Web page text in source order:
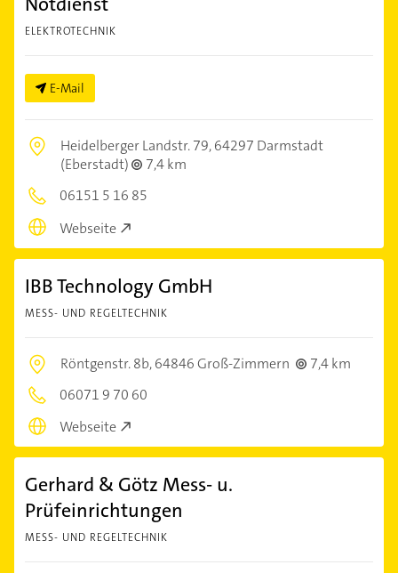
ELEKTROTECHNIK
E-Mail
Heidelberger Landstr. 79,64297 Darmstadt
(Eberstadt)
7,4 km
06151 5 16 85
Webseite
IBB Technology GmbH
MESS- UND REGELTECHNIK
Röntgenstr. 8b,64846 Groß-Zimmern
7,4 km
06071 9 70 60
Webseite
Gerhard & Götz Mess- u.
Prüfeinrichtungen
MESS- UND REGELTECHNIK